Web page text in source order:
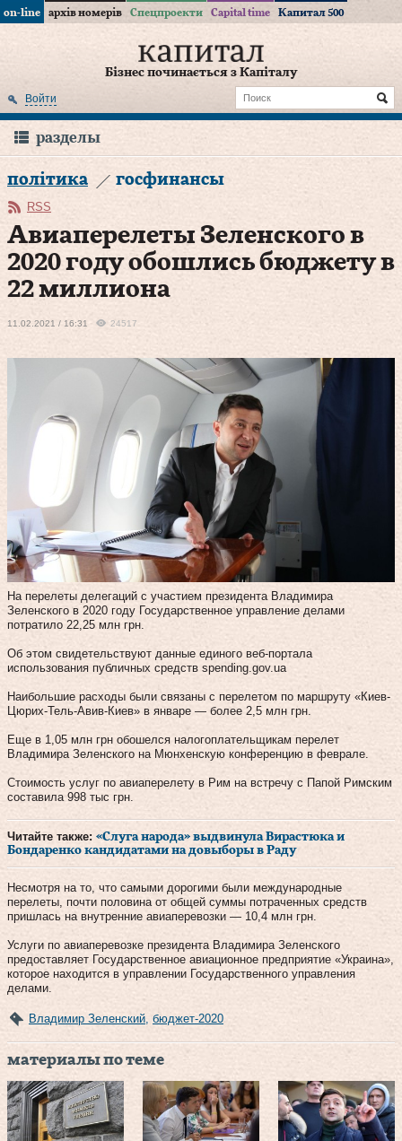
on-line архів номерів Спецпроекти Capital time Капитал 500
Бізнес починається з Капіталу
Войти
разделы
політика госфинансы
RSS
Авиаперелеты Зеленского в
2020 году обошлись бюджету в
22 миллиона
11.02.2021 / 16:31 24517
На перелеты делегаций с участием президента Владимира
Зеленского в 2020 году Государственное управление делами
потратило 22,25 млн грн.
Об этом свидетельствуют данные единого веб-портала
использования публичных средств spending.gov.ua
Наибольшие расходы были связаны с перелетом по маршруту «Киев-
Цюрих-Тель-Авив-Киев» в январе — более 2,5 млн грн.
Еще в 1,05 млн грн обошелся налогоплательщикам перелет
Владимира Зеленского на Мюнхенскую конференцию в феврале.
Стоимость услуг по авиаперелету в Рим на встречу с Папой Римским
составила 998 тыс грн.
Читайте также: «Слуга народа» выдвинула Вирастюка и
Бондаренко кандидатами на довыборы в Раду
Несмотря на то, что самыми дорогими были международные
перелеты, почти половина от общей суммы потраченных средств
пришлась на внутренние авиаперевозки — 10,4 млн грн.
Услуги по авиаперевозке президента Владимира Зеленского
предоставляет Государственное авиационное предприятие «Украина»,
которое находится в управлении Государственного управления
делами.
Владимир Зеленский бюджет-2020
материалы по теме